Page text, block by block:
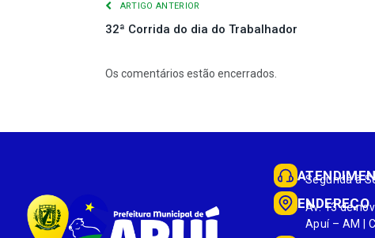
ARTIGO ANTERIOR
32ª Corrida do dia do Trabalhador
Os comentários estão encerrados.
Segunda à
ENDEREÇO
Av. 13 de
Apuí – AM |